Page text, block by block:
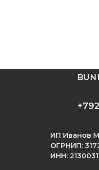
ИП Иванов
ОГРНИП:
ИНН: